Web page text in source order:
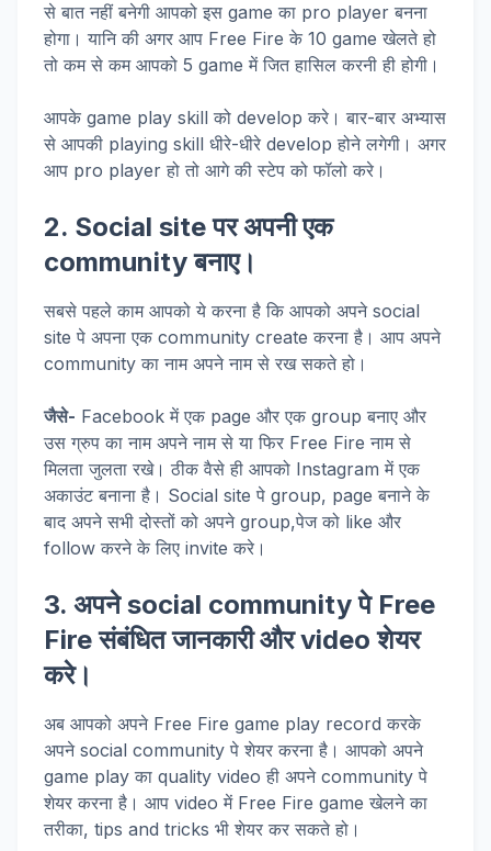
से बात नहीं बनेगी आपको इस game का pro player बनना
होगा। यानि की अगर आप Free Fire के 10 game खेलते हो
तो कम से कम आपको 5 game में जित हासिल करनी ही होगी।
आपके game play skill को develop करे। बार-बार अभ्यास
से आपकी playing skill धीरे-धीरे develop होने लगेगी। अगर
आप pro player हो तो आगे की स्टेप को फॉलो करे।
2. Social siteपर अपनी एक
communityबनाए।
सबसे पहले काम आपको ये करना है कि आपको अपने social
site पे अपना एक community create करना है। आप अपने
community का नाम अपने नाम से रख सकते हो।
जैसे- Facebook में एक page और एक group बनाए और
उस ग्रुप का नाम अपने नाम से या फिर Free Fire नाम से
मिलता जुलता रखे। ठीक वैसे ही आपको Instagram में एक
अकाउंट बनाना है। Social site पे group, page बनाने के
बाद अपने सभी दोस्तों को अपने group,पेज को like और
follow करने के लिए invite करे।
3. अपने social community पे Free
Fire संबंधित जानकारी और video शेयर
करे।
अब आपको अपने Free Fire game play record करके
अपने social community पे शेयर करना है। आपको अपने
game play का quality video ही अपने community पे
शेयर करना है। आप video में Free Fire game खेलने का
तरीका, tips and tricks भी शेयर कर सकते हो।